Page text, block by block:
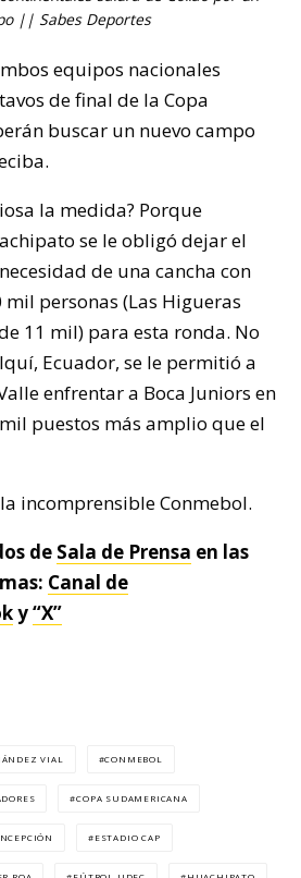
|| Sabes Deportes
equipos nacionales
de final de la Copa
buscar un nuevo campo
la medida? Porque
se le obligó dejar el
de una cancha con
personas (Las Higueras
11 mil) para esta ronda. No
Ecuador, se le permitió a
enfrentar a Boca Juniors en
puestos más amplio que el
incomprensible Conmebol.
de Sala de Prensa en las
Canal de
y“X”
VIAL CONMEBOL
COPA SUDAMERICANA
ESTADIO CAP